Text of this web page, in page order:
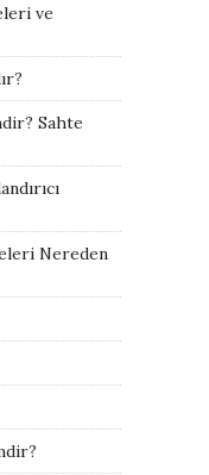
ve
Sahte
Nereden